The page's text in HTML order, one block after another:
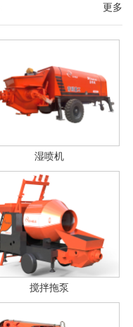
更多
湿喷机
搅拌拖泵